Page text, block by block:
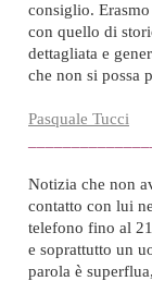
consiglio.
con quello di
dettagliata e
che non si possa
Pasquale Tucci
Notizia che non
contatto con lui
telefono fino al
e soprattutto un
parola è